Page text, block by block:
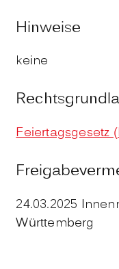
Hinweise
keine
Feiertagsgesetz
24.03.2025
Württemberg